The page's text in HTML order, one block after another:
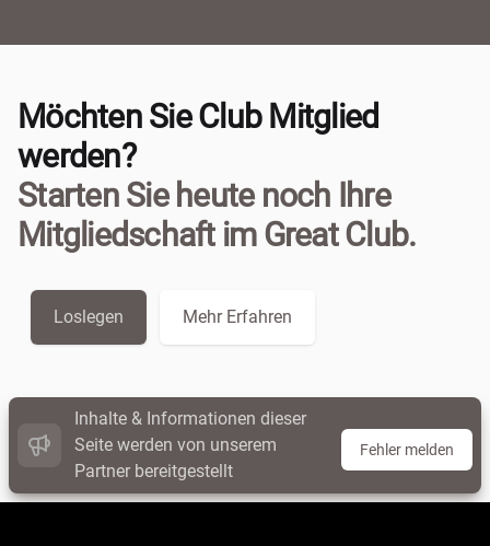
Möchten Sie Club Mitglied
werden?
Starten Sie heute noch Ihre
Mitgliedschaft im Great Club.
Loslegen Mehr Erfahren
Inhalte & Informationen dieser
Seite werden von unserem
Partner bereitgestellt
Fehler melden